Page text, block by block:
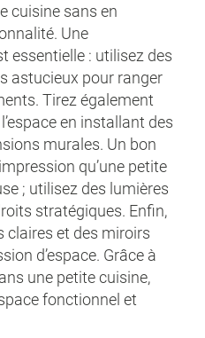
cuisine sans en
Une
essentielle : utilisez des
astucieux pour ranger
Tirez également
en installant des
murales. Un bon
qu’une petite
; utilisez des lumières
stratégiques. Enfin,
claires et des miroirs
d’espace. Grâce à
une petite cuisine,
fonctionnel et